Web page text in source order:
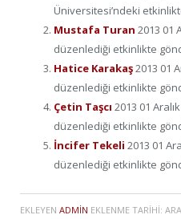
Üniversitesi’ndeki
Mustafa Turan 2013 01
düzenlediği etkinlikte
Hatice Karakaş2013 01
düzenlediği etkinlikte
Çetin Taşcı 2013 01
düzenlediği etkinlikte
İncifer Tekeli 2013 01
düzenlediği etkinlikte
EKLEYEN ADMIN EKLENME TARIHI: